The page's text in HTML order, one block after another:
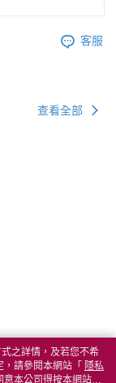
客服
查看全部
之詳情，及若您不希
請參閱本網站「 隱私
意本公司得按本網站使